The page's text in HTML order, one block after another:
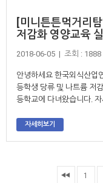
[미니튼튼먹거리
저감화 영양교육 실
2018-06-05 | 조회 : 1888
안녕하세요 한국외식산업
등학생 당류 및 나트륨 저
등학교에 다녀왔습니다.
자세히보기
1